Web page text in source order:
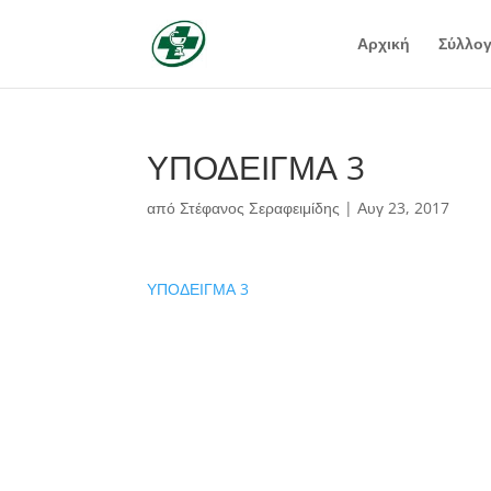
Αρχική
ΥΠΟΔΕΙΓΜΑ 3
απόΣτέφανος Σεραφειμίδης |Αυγ 23, 2017
ΥΠΟΔΕΙΓΜΑ 3